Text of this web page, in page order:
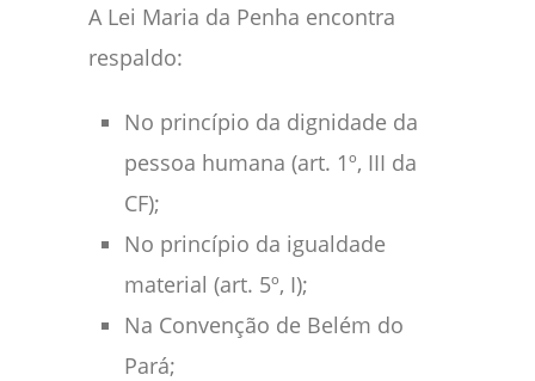
A Lei Maria da Penha encontra
respaldo:
No princípio da dignidade da
pessoa humana (art. 1º, III da
CF);
No princípio da igualdade
material (art. 5º, I);
Na Convenção de Belém do
Pará;